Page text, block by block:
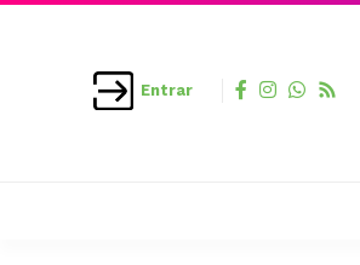
Entrar